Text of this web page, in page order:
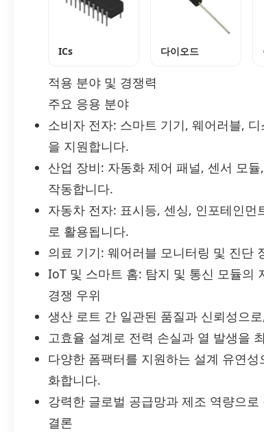
ICs 다이오드
적용 분야 및 경쟁력
주요 응용 분야
소비자 전자: 스마트 기기, 웨어러블,
을 지원합니다.
산업 장비: 자동화 제어 패널, 센서 모
작동합니다.
자동차 전자: 표시등, 센싱, 인포테인
로 활용됩니다.
의료 기기: 웨어러블 모니터링 및 진단
IoT 및 스마트 홈: 탐지 및 통신 모듈의
경쟁 우위
생산 로트 간 일관된 품질과 신뢰성으
고효율 설계로 전력 손실과 열 발생을
다양한 폼팩터를 지원하는 설계 유연
화합니다.
강력한 글로벌 공급망과 제조 역량으
결론